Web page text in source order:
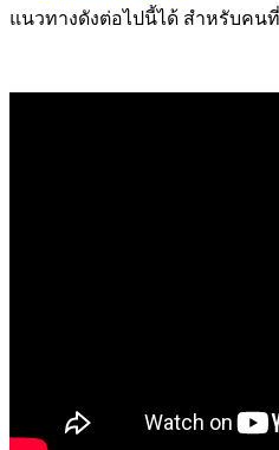
แนวทางดังต่อไปนี้ได้ สำหรับคน